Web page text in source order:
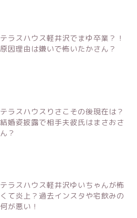
テラスハウス軽井沢でまゆ卒業？！
原因理由は嫌いで怖いたかさん？
テラスハウスりさこその後現在は？
結婚姿披露で相手夫彼氏はまさおさ
ん？
テラスハウス軽井沢ゆいちゃんが怖
くて炎上？過去インスタや宅飲みの
何が悪い！